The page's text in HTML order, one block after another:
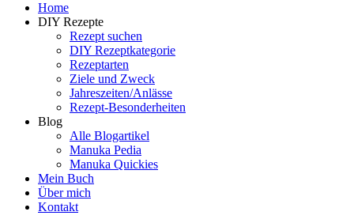
Manuka Magic – Natürlich schön:
Dein interaktiver DIY Beautyblog
Dein persönlicher interaktiver DIY Beautyblog
Home
DIY Rezepte
Rezept suchen
DIY Rezeptkategorie
Rezeptarten
Ziele und Zweck
Jahreszeiten/Anlässe
Rezept-Besonderheiten
Blog
Alle Blogartikel
Manuka Pedia
Manuka Quickies
Mein Buch
Über mich
Kontakt